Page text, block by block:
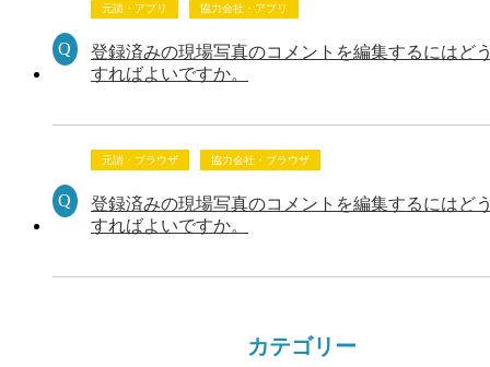
元請・アプリ 協力会社・アプリ
登録済みの現場写真のコメントを編集するにはど
すればよいですか。
元請・ブラウザ 協力会社・ブラウザ
登録済みの現場写真のコメントを編集するにはど
すればよいですか。
カテゴリー